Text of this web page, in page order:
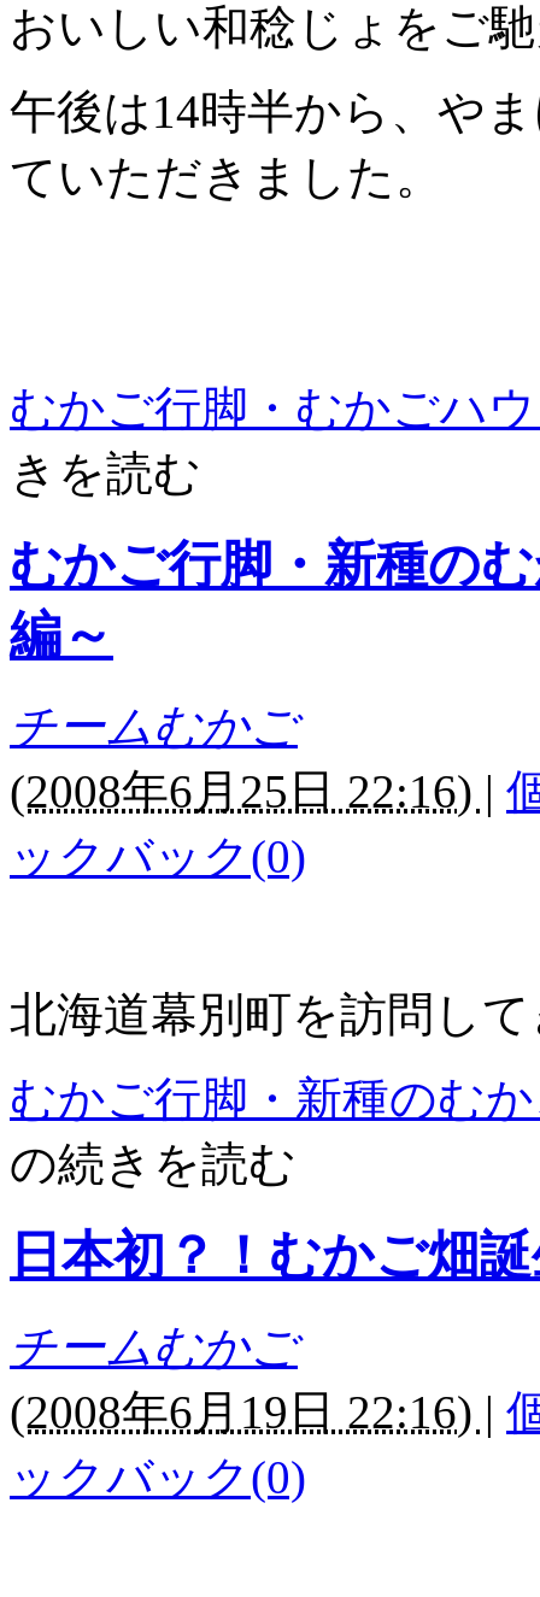
おいしい和稔じょをご
午後は14時半から、や
ていただきました。
むかご行脚・むかごハ
きを読む
むかご行脚・新種の
編～
チームむかご
(2008年6月25日 22:16) |
ックバック(0)
北海道幕別町を訪問し
むかご行脚・新種のむ
の続きを読む
日本初？！むかご畑
チームむかご
(2008年6月19日 22:16) |
ックバック(0)